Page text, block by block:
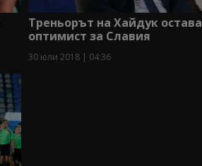
Треньорът на Хайдук остава
оптимист за Славия
30 юли 2018 | 04:36